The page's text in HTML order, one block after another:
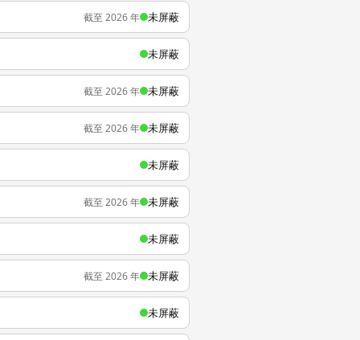
截至 2026 年 未屏蔽
未屏蔽
截至 2026 年 未屏蔽
截至 2026 年 未屏蔽
未屏蔽
截至 2026 年 未屏蔽
未屏蔽
截至 2026 年 未屏蔽
未屏蔽